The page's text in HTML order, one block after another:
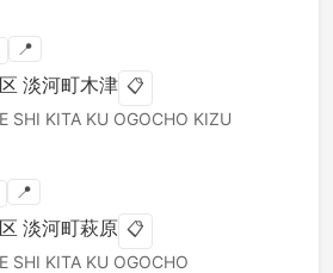
📍
淡河町木津 📋
SHI KITA KU OGOCHO KIZU
📍
淡河町萩原 📋
SHI KITA KU OGOCHO